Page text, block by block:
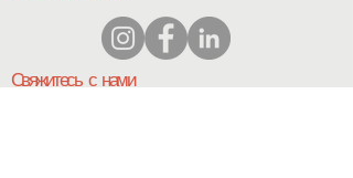
Свяжитесь с нами